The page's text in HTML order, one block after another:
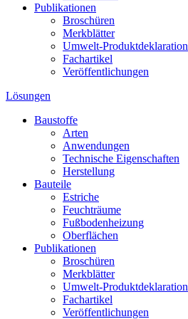
Publikationen
Broschüren
Merkblätter
Umwelt-Produktdeklaration
Fachartikel
Veröffentlichungen
Lösungen
Baustoffe
Arten
Anwendungen
Technische Eigenschaften
Herstellung
Bauteile
Estriche
Feuchträume
Fußbodenheizung
Oberflächen
Publikationen
Broschüren
Merkblätter
Umwelt-Produktdeklaration
Fachartikel
Veröffentlichungen